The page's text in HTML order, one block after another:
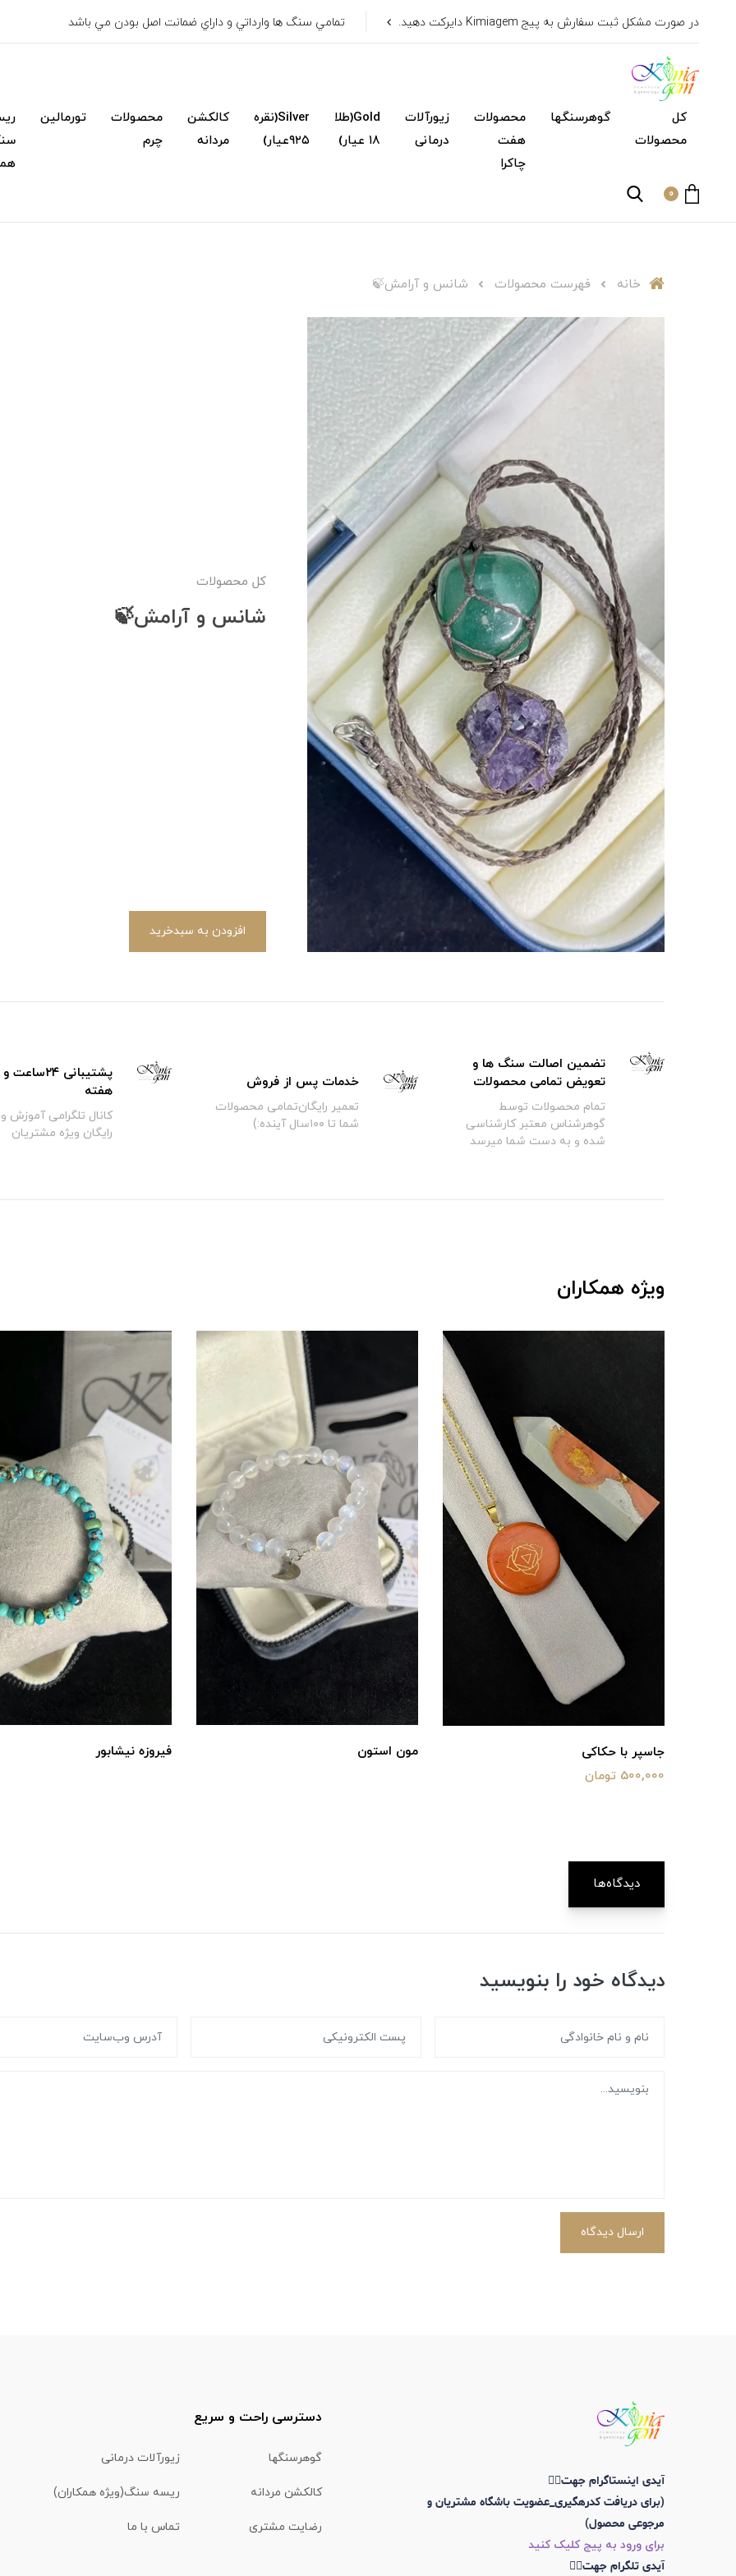
در صورت مشکل ثبت سفارش به پیج Kimiagem دایرکت دهید. تمامي سنگ ها وارداتي و داراي ضمانت اصل بودن مي باشد
کل
محصولات
گوهرسنگها
محصولات
هفت
چاکرا
زیورآلات
درمانی
Gold(طلا
۱۸ عیار)
Silver(نقره
۹۲۵عیار)
کالکشن
مردانه
محصولات
چرم
تورمالین
0
خانه فهرست محصولات شانس و آرامش🍃
کل محصولات
شانس و آرامش🍃
افزودن به سبدخرید
تضمین اصالت سنگ ها و
تعویض تمامی محصولات
تمام محصولات توسط
گوهرشناس معتبر کارشناسی
شده و به دست شما میرسد
خدمات پس از فروش
تعمیر رایگان‌تمامی محصولات
شما تا ۱۰۰سال آینده:)
هفته
کانال تلگرامی آموزش
رایگان ویژه مشتریان
ویژه همکاران
جاسپر با حکاکی
500,000 تومان
مون استون فیروزه نیشابور
دیدگاه‌ها
دیدگاه خود را بنویسید
ارسال دیدگاه
آیدی اینستاگرام جهت👇🏼
(برای دریافت کدرهگیری_عضویت باشگاه مشتریان و
مرجوعی محصول)
برای ورود به پیج کلیک کنید
آیدی تلگرام جهت👇🏼
دسترسی راحت و سریع
گوهرسنگها زیورآلات درمانی
کالکشن مردانه ریسه سنگ(ویژه همکاران)
رضایت مشتری تماس با ما